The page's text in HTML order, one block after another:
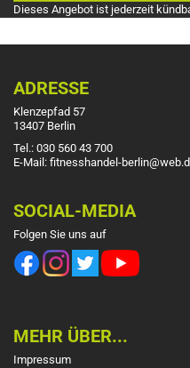
Dieses Angebot ist jederzeit
ADRESSE
Klenzepfad 57
13407 Berlin
Tel.: 030 560 43 700
E-Mail: fitnesshandel-
SOCIAL-MEDIA
Folgen Sie uns auf
MEHR ÜBER...
Impressum